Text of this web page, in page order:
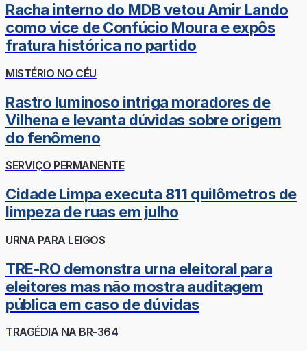
Racha interno do MDB vetou Amir Lando
como vice de Confúcio Moura e expôs
fratura histórica no partido
MISTÉRIO NO CÉU
Rastro luminoso intriga moradores de
Vilhena e levanta dúvidas sobre origem
do fenômeno
SERVIÇO PERMANENTE
Cidade Limpa executa 811 quilômetros de
limpeza de ruas em julho
URNA PARA LEIGOS
TRE-RO demonstra urna eleitoral para
eleitores mas não mostra auditagem
pública em caso de dúvidas
TRAGÉDIA NA BR-364